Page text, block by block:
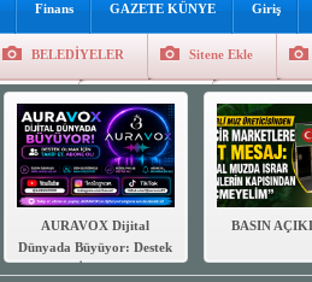
Finans GAZETE KÜNYE Giriş
BELEDİYELER Sitene Ekle
Genel Foto Galeri Hava
AURAVOX Dijital
Dünyada Büyüyor: Destek
BASIN